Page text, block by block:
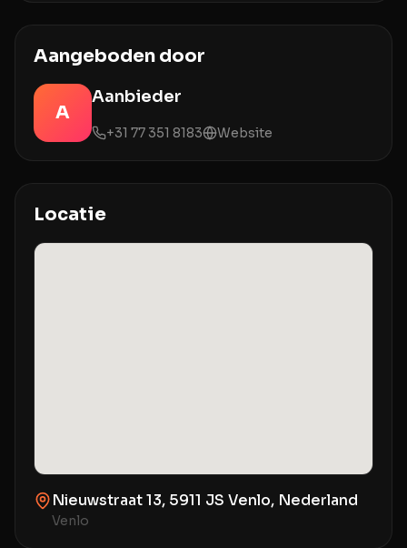
Aangeboden door
A
Aanbieder
+31 77 351 8183 Website
Locatie
Nieuwstraat 13, 5911 JS Venlo, Nederland
Venlo